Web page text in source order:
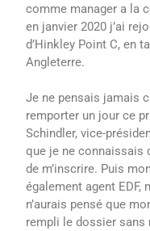
comme manager a la
en janvier 2020 j’ai
d’Hinkley Point C, en
Angleterre.
Je ne pensais jamais
remporter un jour ce
Schindler, vice-
que je ne connaissais
de m’inscrire. Puis
également agent EDF,
n’aurais pensé que
rempli le dossier sans